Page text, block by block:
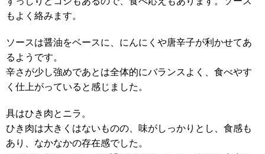
もよく絡みます。
ソースは醤油をベースに、にんにくや唐辛子が利かせてあ
るようです。
辛さが少し強めであとは全体的にバランスよく、食べやす
く仕上がっていると感じました。
具はひき肉とニラ。
ひき肉は大きくはないものの、味がしっかりとし、食感も
あり、なかなかの存在感でした。